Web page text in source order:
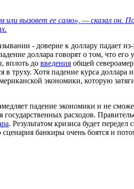
вызовет ее само», — сказал он.
- доверие к доллару падает
доллара говорят о том, что его
вплоть до введения общей
труху. Хотя падение курса доллара и
экономики, которую
падение экономики и не
государственных расходов.
. Результатом кризиса будет передел
банкиры очень боятся и